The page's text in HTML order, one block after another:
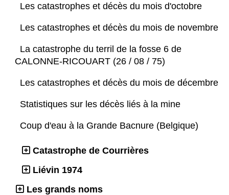
Les catastrophes et décès du mois d'octobre
Les catastrophes et décès du mois de novembre
La catastrophe du terril de la fosse 6 de
CALONNE-RICOUART (26 / 08 / 75)
Les catastrophes et décès du mois de décembre
Statistiques sur les décès liés à la mine
Coup d'eau à la Grande Bacnure (Belgique)
Catastrophe de Courrières
Liévin 1974
Les grands noms